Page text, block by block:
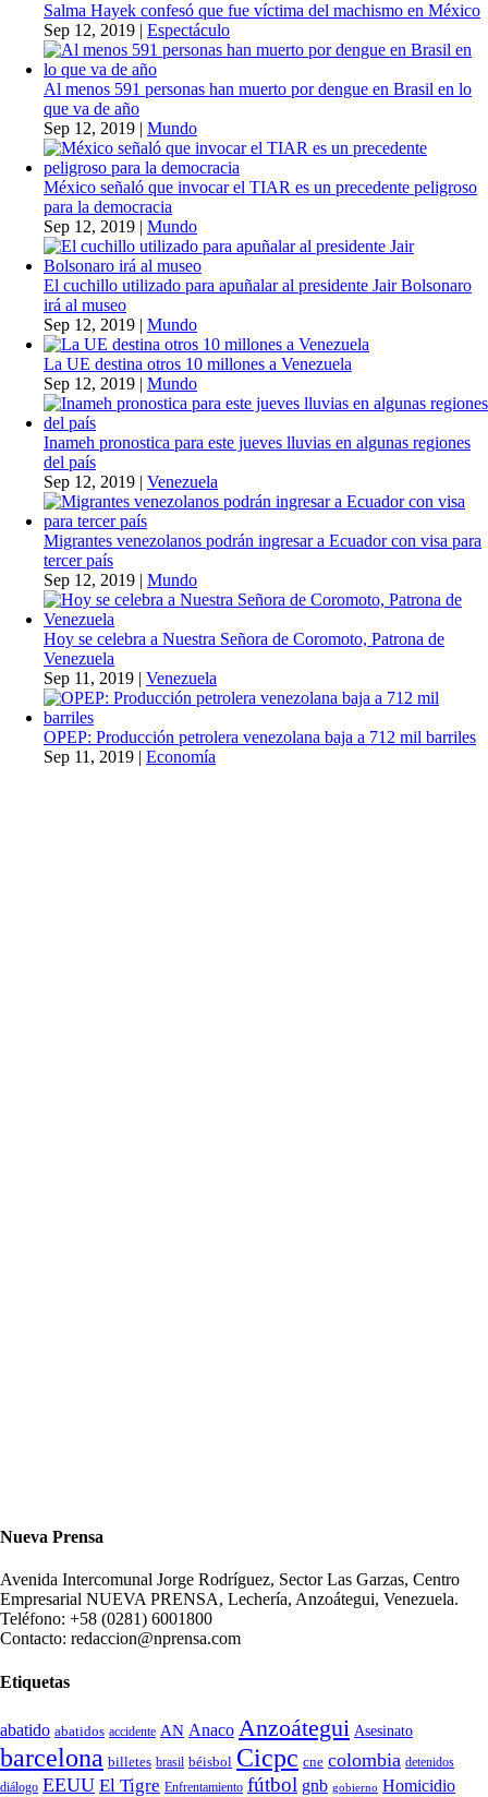
Salma Hayek confesó que fue víctima del machismo en México
Sep 12, 2019 | Espectáculo
Al menos 591 personas han muerto por dengue en Brasil en lo
que va de año
Sep 12, 2019 | Mundo
México señaló que invocar el TIAR es un precedente peligroso
para la democracia
Sep 12, 2019 | Mundo
El cuchillo utilizado para apuñalar al presidente Jair Bolsonaro
irá al museo
Sep 12, 2019 | Mundo
La UE destina otros 10 millones a Venezuela
Sep 12, 2019 | Mundo
Inameh pronostica para este jueves lluvias en algunas regiones
del país
Sep 12, 2019 | Venezuela
Migrantes venezolanos podrán ingresar a Ecuador con visa para
tercer país
Sep 12, 2019 | Mundo
Hoy se celebra a Nuestra Señora de Coromoto, Patrona de
Venezuela
Sep 11, 2019 | Venezuela
OPEP: Producción petrolera venezolana baja a 712 mil barriles
Sep 11, 2019 | Economía
Nueva Prensa
Avenida Intercomunal Jorge Rodríguez, Sector Las Garzas, Centro
Empresarial NUEVA PRENSA, Lechería, Anzoátegui, Venezuela.
Teléfono: +58 (0281) 6001800
Contacto: redaccion@nprensa.com
Etiquetas
abatido abatidos accidente AN Anaco Anzoátegui Asesinato
barcelona billetes brasil béisbol Cicpc cne colombia detenidos
diálogo EEUU El Tigre Enfrentamiento fútbol gnb gobierno Homicidio